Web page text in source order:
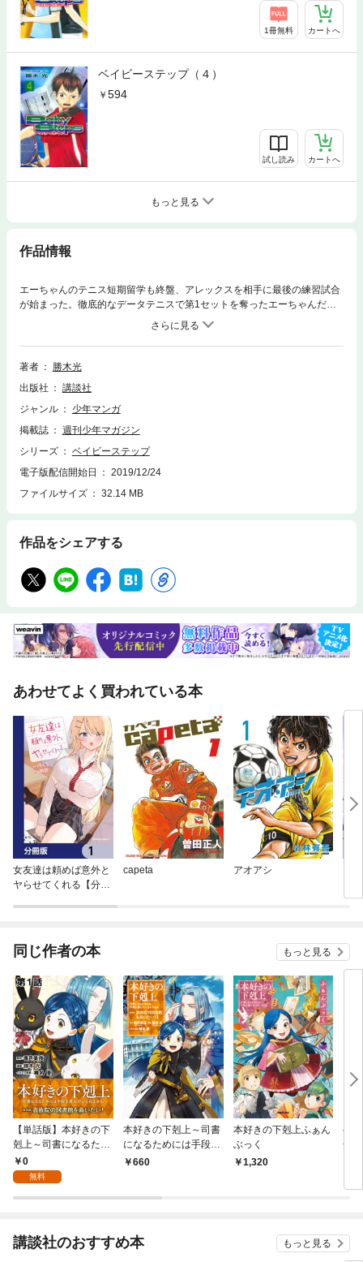
1冊無料 カートへ
ベイビーステップ（４）
594
試し読み カートへ
もっと見る
作品情報
エーちゃんのテニス短期留学も終盤、アレックスを相手に最後の練習試合
が始まった。徹底的なデータテニスで第1セットを奪ったエーちゃんだっ
たが、アレックスもエーちゃんのデータにはない新たな攻撃スタイルで反
撃開始!! データが通用しなくなったエーちゃん、新しい武器を持ったア
レックス……ここからが本当の勝負！！
著者
勝木光
出版社
講談社
ジャンル
少年マンガ
掲載誌
週刊少年マガジン
シリーズ
ベイビーステップ
電子版配信開始日
2019/12/24
ファイルサイズ
32.14 MB
作品をシェアする
あわせてよく買われている本
女友達は頼めば意外と
ヤらせてくれる【分冊
capeta アオアシ
同じ作者の本 もっと見る
【単話版】本好きの下
剋上～司書になるため
には手段を選んでいら
れません～第四部「貴
い！」 第1話
0
無料
本好きの下剋上～司書
になるためには手段を
選んでいられません～
【イラスト特典付き】
660
本好きの下剋上ふぁん
ぶっく
1,320
ベ
合
講談社のおすすめ本 もっと見る